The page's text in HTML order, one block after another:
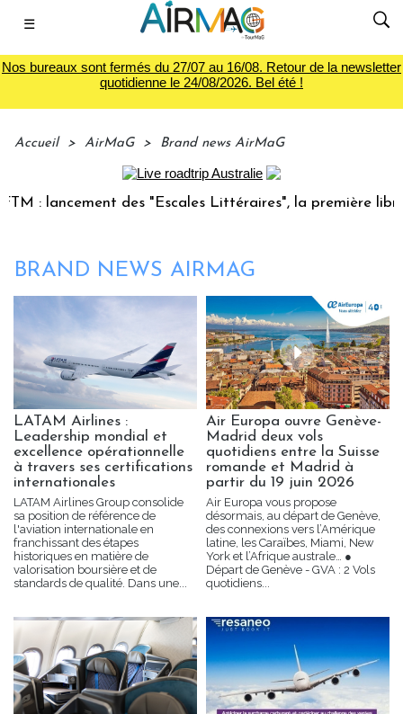
☰
Nos bureaux sont fermés du 27/07 au 16/08. Retour de la newsletter
quotidienne le 24/08/2026. Bel été !
Accueil > AirMaG > Brand news AirMaG
: lancement des "Escales Littéraires", la première librairie
BRAND NEWS AIRMAG
LATAM Airlines :
Leadership mondial et
excellence opérationnelle
à travers ses certifications
internationales
LATAM Airlines Group consolide
sa position de référence de
l'aviation internationale en
franchissant des étapes
historiques en matière de
valorisation boursière et de
standards de qualité. Dans une...
Air Europa ouvre Genève-
Madrid deux vols
quotidiens entre la Suisse
romande et Madrid à
partir du 19 juin 2026
Air Europa vous propose
désormais, au départ de Genève,
des connexions vers l’Amérique
latine, les Caraïbes, Miami, New
York et l’Afrique australe… ●
Départ de Genève - GVA : 2 Vols
quotidiens...